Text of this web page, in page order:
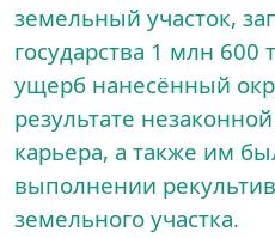
земельный участок,
государства 1 млн 600
ущерб нанесённый
результате
карьера, а также им
выполнении
земельного участка.